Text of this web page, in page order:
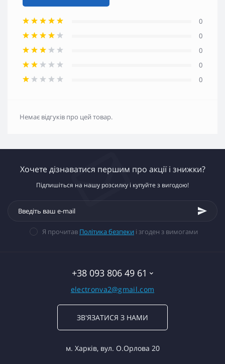
0
0
0
0
0
Немає відгуків про цей товар.
Хочете дізнаватися першим про акції і знижки?
Підпишіться на нашу розсилку і купуйте з вигодою!
Я прочитав Політика безпеки і згоден з вимогами
+38 093 806 49 61
electronva2@gmail.com
ЗВ'ЯЗАТИСЯ З НАМИ
м. Харків, вул. О.Орлова 20